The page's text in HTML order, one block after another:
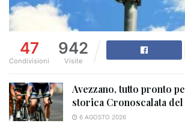
47
Condivisioni
942
Visite
Avezzano, tutto pronto
storica Cronoscalata del
6 AGOSTO 2026